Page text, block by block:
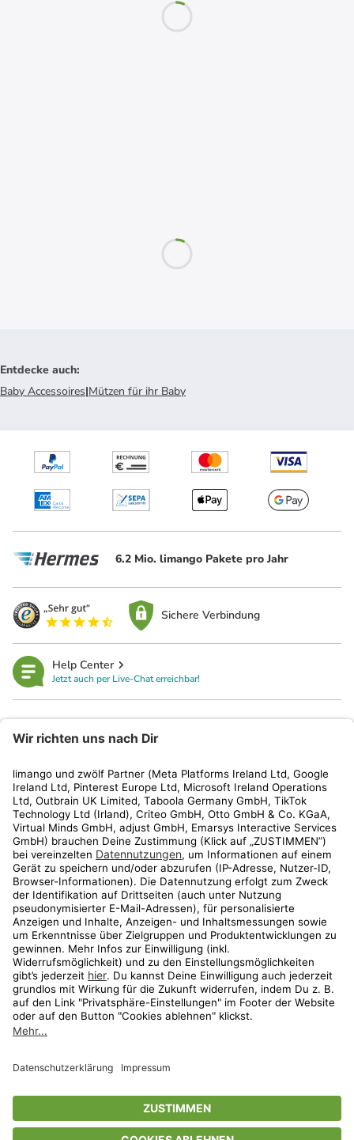
Entdecke auch:
Baby Accessoires|Mützen für ihr Baby
6.2 Mio. limango Pakete pro Jahr
Sichere Verbindung
Help Center
Jetzt auch per Live-Chat erreichbar!
Kundenservice
Shop
Aktionen
Travel
* Streichpreise entsprechen der unverbindlichen Preisempfehlung des
Herstellers. Prozentangaben beziehen sich auf den Streichpreis.